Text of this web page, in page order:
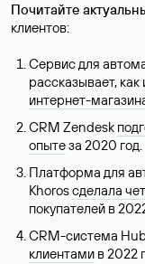
Почитайте
клиентов:
Сервис для
рассказывает, как
интернет-
CRM Zendesk
опытеза 2020 год.
Платформа для
Khorosсделала
покупателей в
CRM-система
клиентами в 2022